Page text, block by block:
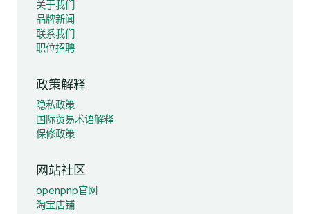
关于我们
品牌新闻
联系我们
职位招聘
政策解释
隐私政策
国际贸易术语解释
保修政策
网站社区
openpnp官网
淘宝店铺